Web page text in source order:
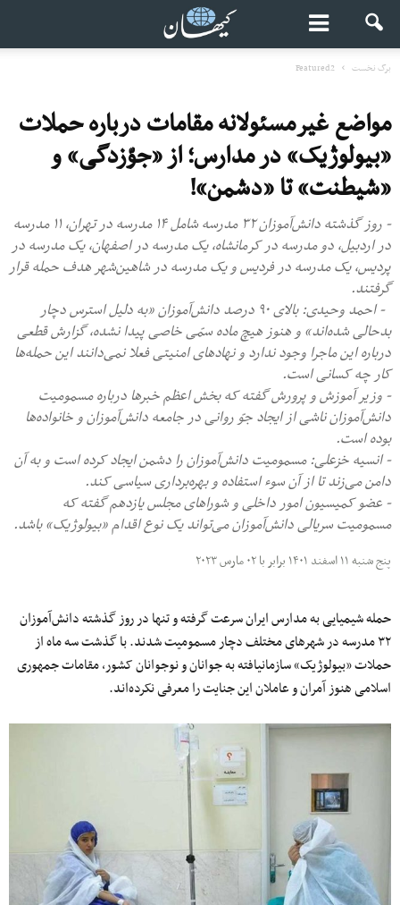
برگ نخست Featured2
مواضع غیرمسئولانه مقامات درباره حملات
«بیولوژیک» در مدارس؛ از «جوّزدگی» و
«شیطنت» تا «دشمن»!
- روز گذشته دانش‌آموزان ۳۲ مدرسه شامل ۱۴ مدرسه در تهران، ۱۱ مدرسه
در اردبیل، دو مدرسه در کرمانشاه، یک مدرسه در اصفهان، یک مدرسه در
پردیس، یک مدرسه در فردیس و یک مدرسه در شاهین‌شهر هدف حمله قرار
گرفتند.
- احمد وحیدی: بالای ۹۰ درصد دانش‌آموزان «به دلیل استرس دچار
بدحالی شده‌اند» و هنوز هیچ ماده سمّی خاصی پیدا نشده، گزارش قطعی
درباره این ماجرا وجود ندارد و نهادهای امنیتی فعلا نمی‌دانند این حمله‌ها
کار چه کسانی است.
- وزیر آموزش و پرورش گفته که بخش اعظم خبرها درباره مسمومیت
دانش‌آموزان ناشی از ایجاد جوّ روانی در جامعه دانش‌آموزان و خانواده‌ها
بوده است.
- انسیه خزعلی: مسمومیت دانش‌آموزان را دشمن ایجاد کرده است و به آن
دامن می‌زند تا از آن سوء استفاده و بهره‌برداری سیاسی کند.
- عضو کمیسیون امور داخلی و شوراهای مجلس یازدهم گفته که
مسمومیت سریالی دانش‌آموزان می‌تواند یک نوع اقدام «بیولوژیک» باشد.
پنج شنبه ۱۱ اسفند ۱۴۰۱ برابر با ۰۲ مارس ۲۰۲۳
حمله شیمیایی به مدارس ایران سرعت گرفته و تنها در روز گذشته دانش‌آموزان
۳۲ مدرسه در شهرهای مختلف دچار مسمومیت شدند. با گذشت سه ماه از
حملات «بیولوژیک» سازمانیافته به جوانان و نوجوانان کشور، مقامات جمهوری
اسلامی هنوز آمران و عاملان این جنایت را معرفی نکرده‌اند.